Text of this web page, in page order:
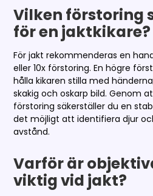
Vilken förstoring
för en jaktkikare?
För jakt rekommenderas en
eller 10x förstoring. En högre
hålla kikaren stilla med
skakig och oskarp bild. Genom
förstoring säkerställer du en
det möjligt att identifiera djur
avstånd.
Varför är
viktig vid jakt?